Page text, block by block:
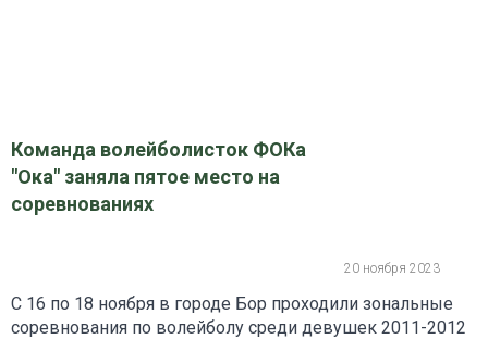
Команда волейболисток ФОКа
"Ока" заняла пятое место на
соревнованиях
20 ноября 2023
С 16 по 18 ноября в городе Бор проходили зональные
соревнования по волейболу среди девушек 2011-2012